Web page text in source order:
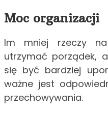
Moc organizacji
Im mniej rzeczy
utrzymać porządek,
się być bardziej
ważne jest
przechowywania.